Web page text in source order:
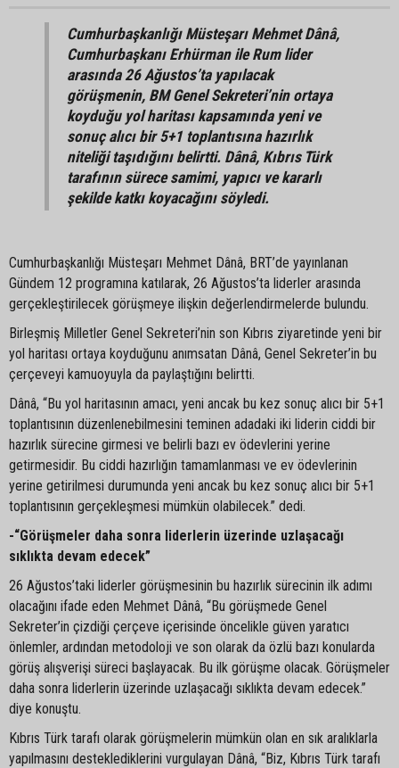
Cumhurbaşkanlığı Müsteşarı Mehmet Dânâ,
Cumhurbaşkanı Erhürman ile Rum lider
arasında 26 Ağustos’ta yapılacak
görüşmenin, BM Genel Sekreteri’nin ortaya
koyduğu yol haritası kapsamında yeni ve
sonuç alıcı bir 5+1 toplantısına hazırlık
niteliği taşıdığını belirtti. Dânâ, Kıbrıs Türk
tarafının sürece samimi, yapıcı ve kararlı
şekilde katkı koyacağını söyledi.
Cumhurbaşkanlığı Müsteşarı Mehmet Dânâ, BRT’de yayınlanan
Gündem 12 programına katılarak, 26 Ağustos’ta liderler arasında
gerçekleştirilecek görüşmeye ilişkin değerlendirmelerde bulundu.
Birleşmiş Milletler Genel Sekreteri’nin son Kıbrıs ziyaretinde yeni bir
yol haritası ortaya koyduğunu anımsatan Dânâ, Genel Sekreter’in bu
çerçeveyi kamuoyuyla da paylaştığını belirtti.
Dânâ, “Bu yol haritasının amacı, yeni ancak bu kez sonuç alıcı bir 5+1
toplantısının düzenlenebilmesini teminen adadaki iki liderin ciddi bir
hazırlık sürecine girmesi ve belirli bazı ev ödevlerini yerine
getirmesidir. Bu ciddi hazırlığın tamamlanması ve ev ödevlerinin
yerine getirilmesi durumunda yeni ancak bu kez sonuç alıcı bir 5+1
toplantısının gerçekleşmesi mümkün olabilecek.” dedi.
-“Görüşmeler daha sonra liderlerin üzerinde uzlaşacağı
sıklıkta devam edecek”
26 Ağustos’taki liderler görüşmesinin bu hazırlık sürecinin ilk adımı
olacağını ifade eden Mehmet Dânâ, “Bu görüşmede Genel
Sekreter’in çizdiği çerçeve içerisinde öncelikle güven yaratıcı
önlemler, ardından metodoloji ve son olarak da özlü bazı konularda
görüş alışverişi süreci başlayacak. Bu ilk görüşme olacak. Görüşmeler
daha sonra liderlerin üzerinde uzlaşacağı sıklıkta devam edecek.”
diye konuştu.
Kıbrıs Türk tarafı olarak görüşmelerin mümkün olan en sık aralıklarla
yapılmasını desteklediklerini vurgulayan Dânâ, “Biz, Kıbrıs Türk tarafı